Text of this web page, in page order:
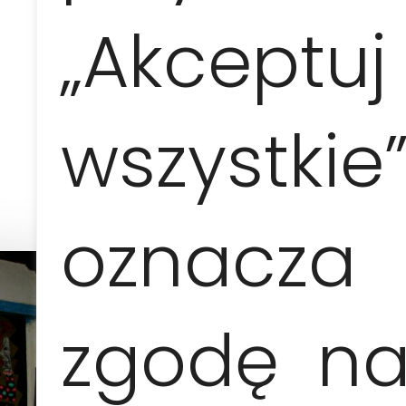
„Akceptuj
wszystkie”
oznacza
zgodę na
1 persona
2 personas
455 EUR /
pers.